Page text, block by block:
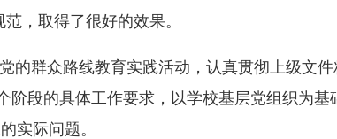
，取得了很好的效果。
群众路线教育实践活动，认真贯彻上级文件
阶段的具体工作要求，以学校基层党组织为
实际问题。